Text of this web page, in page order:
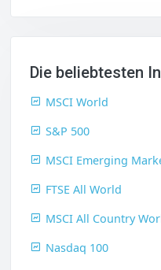
Die beliebtesten
MSCI World
S&P 500
MSCI Emerging
FTSE All World
MSCI All Country
Nasdaq 100